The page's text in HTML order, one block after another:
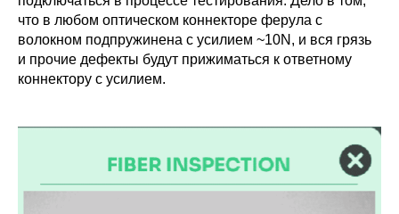
что в любом оптическом коннекторе ферула с
волокном подпружинена с усилием ~10N, и вся грязь
и прочие дефекты будут прижиматься к ответному
коннектору с усилием.